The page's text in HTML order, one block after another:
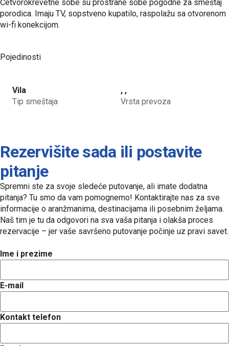
Četvorokrevetne sobe su prostrane sobe pogodne za smeštaj
porodica. Imaju TV, sopstveno kupatilo, raspolažu sa otvorenom
wi-fi konekcijom.
Pojedinosti
Vila
Tip smeštaja
, ,
Vrsta prevoza
Rezervišite sada ili postavite
pitanje
Spremni ste za svoje sledeće putovanje, ali imate dodatna
pitanja? Tu smo da vam pomognemo! Kontaktirajte nas za sve
informacije o aranžmanima, destinacijama ili posebnim željama.
Naš tim je tu da odgovori na sva vaša pitanja i olakša proces
rezervacije – jer vaše savršeno putovanje počinje uz pravi savet.
Ime i prezime
E-mail
Kontakt telefon